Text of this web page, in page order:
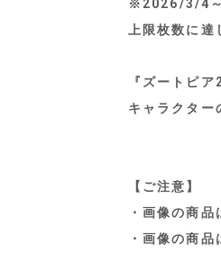
※2026/3/4～
上限枚数に
『ズートピ
キャラクター
【ご注意】
・画像の商品
・画像の商